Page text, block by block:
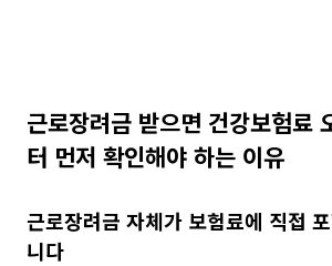
근로장려금 받으면 건강보험료
터 먼저 확인해야 하는 이유
근로장려금 자체가 보험료에 직접
니다